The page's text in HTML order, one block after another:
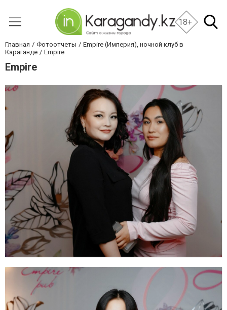
18+
Главная Фотоотчеты
Empire (Империя), ночной клуб в
Караганде
Empire
Empire